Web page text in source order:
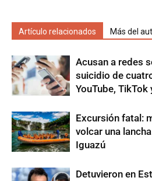
Artículo relacionados Más del
Acusan a redes
suicidio de
YouTube, TikTok
Excursión fatal:
volcar una
Iguazú
Detuvieron en